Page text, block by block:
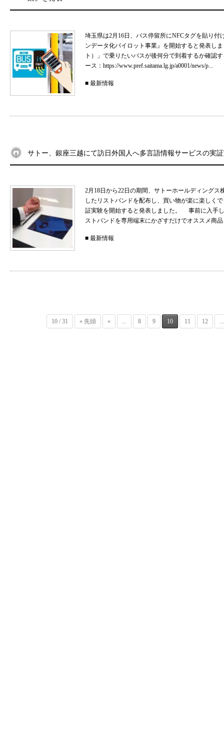
埼玉県は2月16日、バス停留所にNFCタグを貼り
ンデータ化パイロット事業』を開始すると発表し
ト）」で乗りたいバスが後何分で到着するか確認
ース：https://www.pref.saitama.lg.jp/a0001/news/p...
■ 最新情報
サトー、銀座三越にて訪日外国人へ多言語情報サービスの実
2月18日から22日の期間、サトーホールディング
したリストバンドを配布し、買い物が楽に楽しく
証実験を開始すると発表しました。 事前に入手
ストバンドを専用端末にかざすだけでオススメ商
■ 最新情報
10 / 31 « 先頭 « ... 8 9 10 11 12 ...